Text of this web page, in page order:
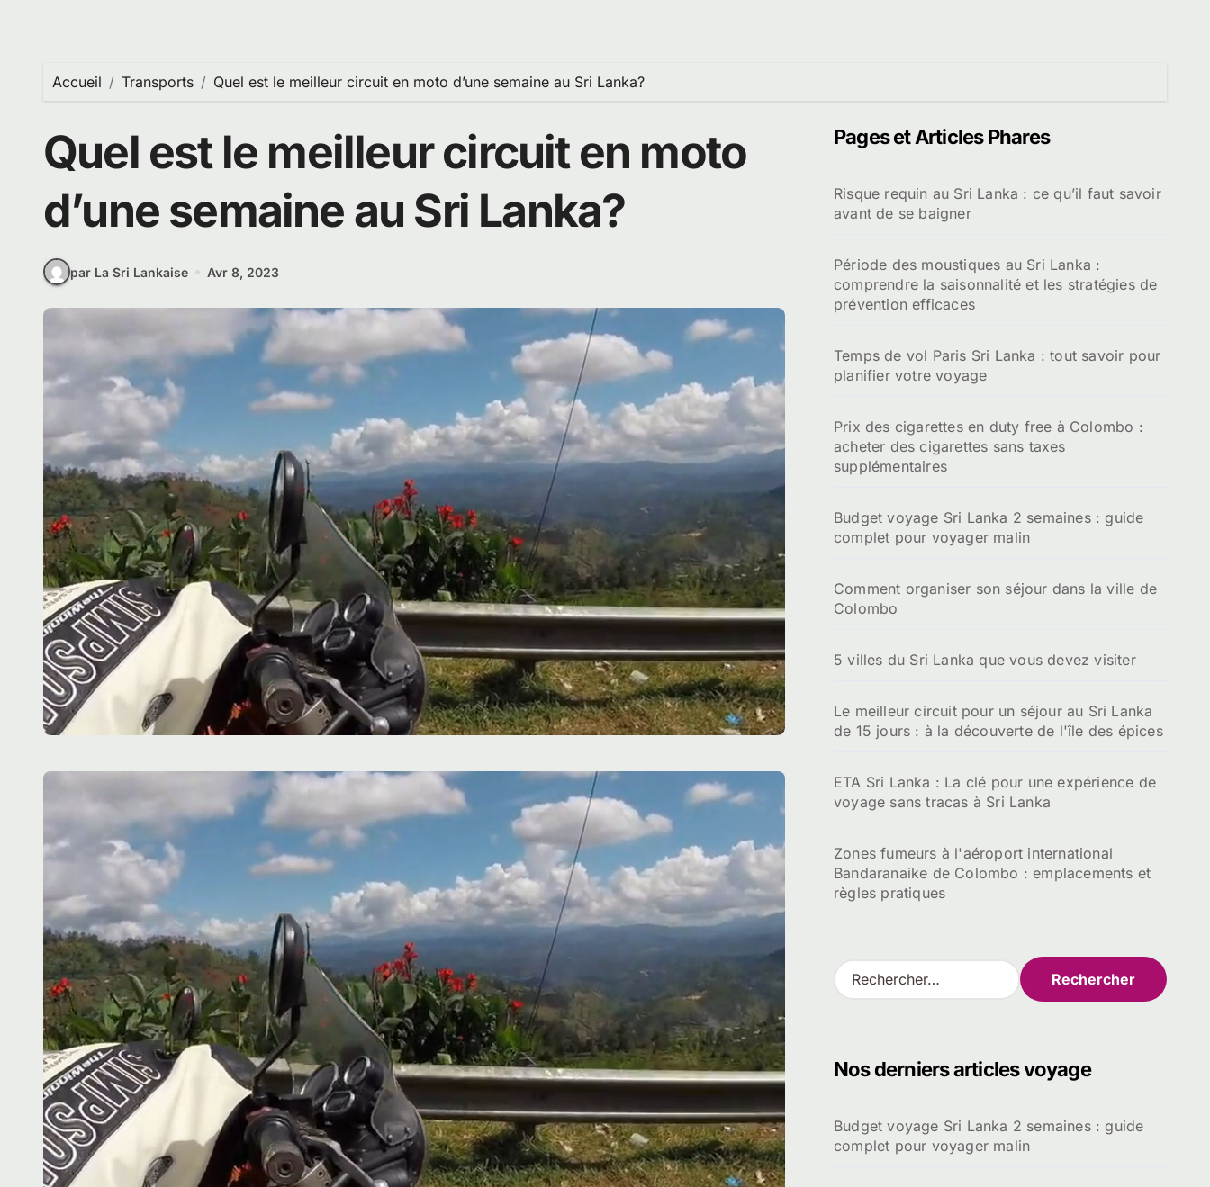
Accueil Transports Quel est le meilleur circuit en moto d’une semaine au Sri Lanka?
Quel est le meilleur circuit en moto
d’une semaine au Sri Lanka?
par La Sri Lankaise Avr 8, 2023
Pages et Articles Phares
Risque requin au Sri Lanka : ce qu’il faut savoir
avant de se baigner
Période des moustiques au Sri Lanka :
comprendre la saisonnalité et les stratégies de
prévention efficaces
Temps de vol Paris Sri Lanka : tout savoir pour
planifier votre voyage
Prix des cigarettes en duty free à Colombo :
acheter des cigarettes sans taxes
supplémentaires
Budget voyage Sri Lanka 2 semaines : guide
complet pour voyager malin
Comment organiser son séjour dans la ville de
Colombo
5 villes du Sri Lanka que vous devez visiter
Le meilleur circuit pour un séjour au Sri Lanka
de 15 jours : à la découverte de l'île des épices
ETA Sri Lanka : La clé pour une expérience de
voyage sans tracas à Sri Lanka
Zones fumeurs à l'aéroport international
Bandaranaike de Colombo : emplacements et
règles pratiques
R
e
r
e
r
Nos derniers articles voyage
Budget voyage Sri Lanka 2 semaines : guide
complet pour voyager malin